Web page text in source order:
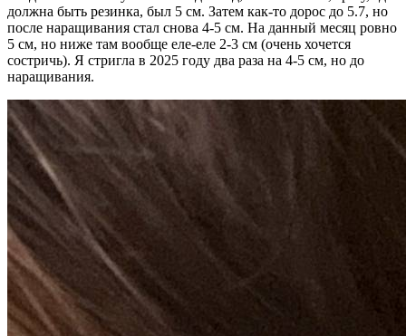
должна быть резинка, был 5 см. Затем как-то дорос до 5.7, но
после наращивания стал снова 4-5 см. На данный месяц ровно
5 см, но ниже там вообще еле-еле 2-3 см (очень хочется
состричь). Я стригла в 2025 году два раза на 4-5 см, но до
наращивания.